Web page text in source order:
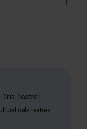
Teatre!
dels teatres